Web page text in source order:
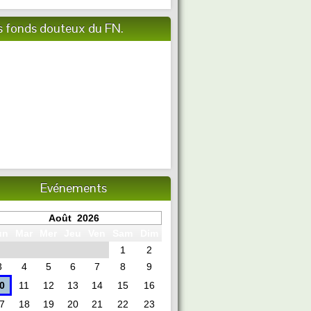
fonds douteux du FN.
Evénements
Août 2026
1
2
4 5 6 7 8
9
11 12 13 14 15
16
18 19 20 21 22
23